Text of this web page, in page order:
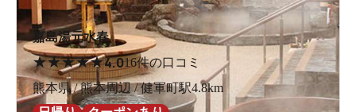
嘉島湯元水春
★★★★★4.016件の口コミ
熊本県 / 熊本周辺 / 健軍町駅4.8km